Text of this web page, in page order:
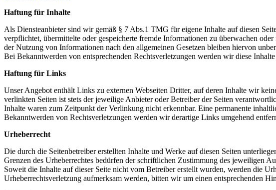
Haftung für Inhalte
Als Diensteanbieter sind wir gemäß § 7 Abs.1 TMG für eigene Inhalte auf diesen
verpflichtet, übermittelte oder gespeicherte fremde Informationen zu überwachen
der Nutzung von Informationen nach den allgemeinen Gesetzen bleiben hiervon
Bei Bekanntwerden von entsprechenden Rechtsverletzungen werden wir diese
Haftung für Links
Unser Angebot enthält Links zu externen Webseiten Dritter, auf deren Inhalte wir
verlinkten Seiten ist stets der jeweilige Anbieter oder Betreiber der Seiten
Inhalte waren zum Zeitpunkt der Verlinkung nicht erkennbar. Eine permanente
Bekanntwerden von Rechtsverletzungen werden wir derartige Links umgehend
Urheberrecht
Die durch die Seitenbetreiber erstellten Inhalte und Werke auf diesen Seiten
Grenzen des Urheberrechtes bedürfen der schriftlichen Zustimmung des jeweiligen
Soweit die Inhalte auf dieser Seite nicht vom Betreiber erstellt wurden, werden die
Urheberrechtsverletzung aufmerksam werden, bitten wir um einen entsprechenden